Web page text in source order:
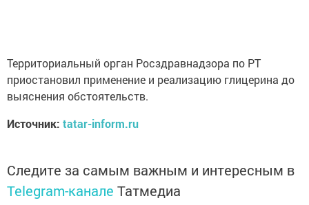
Территориальный орган Росздравнадзора по РТ
приостановил применение и реализацию глицерина до
выяснения обстоятельств.
Источник: tatar-inform.ru
Следите за самым важным и интересным в
Telegram-канале Татмедиа